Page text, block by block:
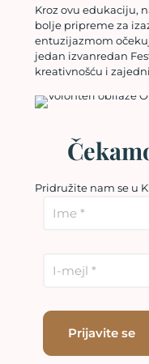
Kroz ovu edukaciju,
bolje pripreme za
entuzijazmom
jedan izvanredan
kreativnošću i
Pridružite nam se u